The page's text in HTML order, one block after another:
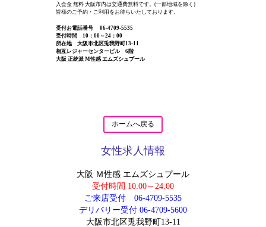
入会金 無料 大阪市内は交通費無料です。(一部地域を除く)
皆様のご予約・ご利用をお待ちいたしております。
受付お電話番号 06-4709-5535
受付時間 10：00～24：00
所在地 大阪市北区兎我野町13-11
相互レジャーセンタービル 6階
大阪 正統派 M性感 エムズシュプール
ホームへ戻る
女性求人情報
大阪 Ｍ性感 エムズシュプール
受付時間 10:00～24:00
ご来店受付 06-4709-5535
デリバリー受付 06-4709-5600
大阪市北区兎我野町13-11